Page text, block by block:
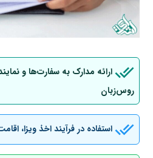
ارائه مدارک به سفارت‌ها و
روس‌زبان
استفاده در فرآیند اخذ ویزا،